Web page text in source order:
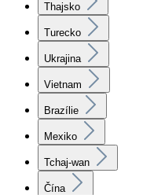
Thajsko
Turecko
Ukrajina
Vietnam
Brazílie
Mexiko
Tchaj-wan
Čína